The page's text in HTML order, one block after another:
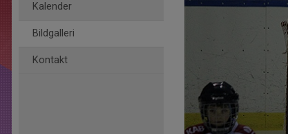
Kalender
Bildgalleri
Kontakt